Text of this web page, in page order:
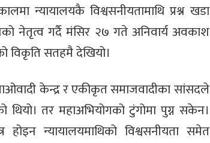
न्यायालयकै विश्वसनीयतामाथि प्रश्न खडा
नेतृत्व गर्दै मंसिर २७ गते अनिवार्य अवकाश
विकृति सतहमै देखियो।
केन्द्र र एकीकृत समाजवादीका सांसदले
थियो। तर महाअभियोगको टुंगोमा पुग्न सकेन।
न्यायालयमाथिको विश्वसनीयता समेत